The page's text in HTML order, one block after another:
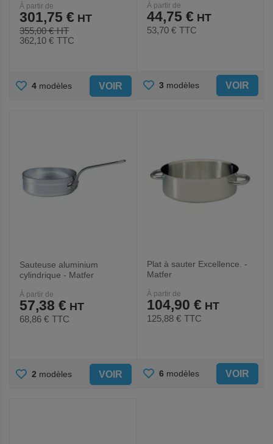
À partir de
355,00 €
301,75 €
362,10 € TTC
AJOUTER
4 modèles VOIR
À partir de
44,75 €
53,70 € TTC
AJOUTER
3 modèles VOIR
Sauteuse aluminium
cylindrique - Matfer
À partir de
57,38 €
68,86 € TTC
AJOUTER
2 modèles VOIR
Plat à sauter Excellence. -
Matfer
À partir de
104,90 €
125,88 € TTC
AJOUTER
6 modèles VOIR